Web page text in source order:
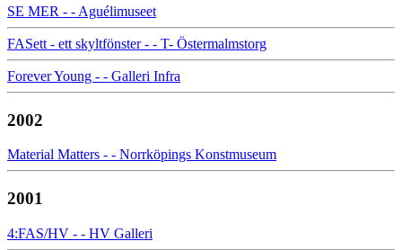
SE MER - - Aguélimuseet
FASett - ett skyltfönster - - T- Östermalmstorg
Forever Young - - Galleri Infra
2002
Material Matters - - Norrköpings Konstmuseum
2001
4:FAS/HV - - HV Galleri